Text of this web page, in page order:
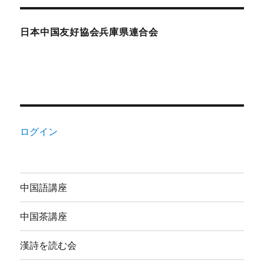
日本中国友好協会兵庫県連合会
ログイン
中国語講座
中国茶講座
漢詩を読む会